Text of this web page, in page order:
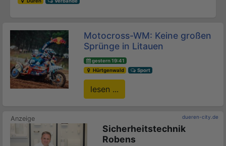
Motocross-WM: Keine großen
Sprünge in Litauen
gestern 19:41
Hürtgenwald
Sport
lesen ...
dueren-city.de
Sicherheitstechnik
Robens